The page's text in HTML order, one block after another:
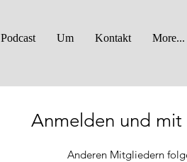
Podcast Um Kontakt More...
Anmelden und
Anderen Mitgliedern